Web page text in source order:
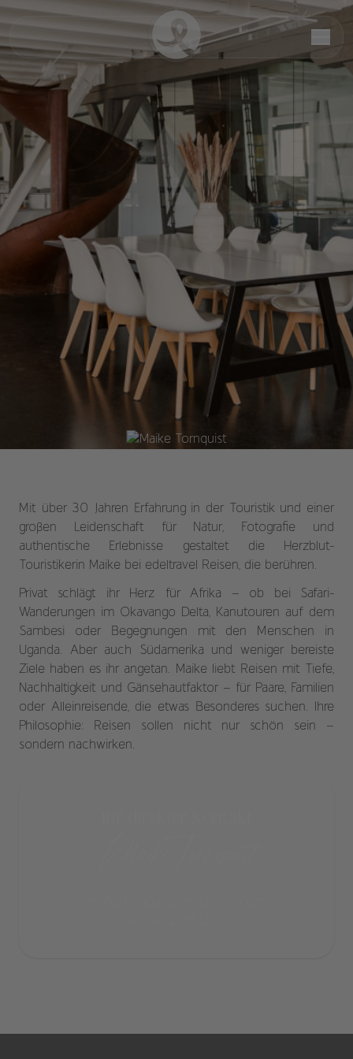
Maike Tornquist
Senior Travel Designerin
Mit über 30 Jahren Erfahrung in der Touristik und einer
großen Leidenschaft für Natur, Fotografie und
authentische Erlebnisse gestaltet die Herzblut-
Touristikerin Maike bei edeltravel Reisen, die berühren.
Privat schlägt ihr Herz für Afrika – ob bei Safari-
Wanderungen im Okavango Delta, Kanutouren auf dem
Sambesi oder Begegnungen mit den Menschen in
Uganda. Aber auch Südamerika und weniger bereiste
Ziele haben es ihr angetan. Maike liebt Reisen mit Tiefe,
Nachhaltigkeit und Gänsehautfaktor – für Paare, Familien
oder Alleinreisende, die etwas Besonderes suchen. Ihre
Philosophie: Reisen sollen nicht nur schön sein –
sondern nachwirken.